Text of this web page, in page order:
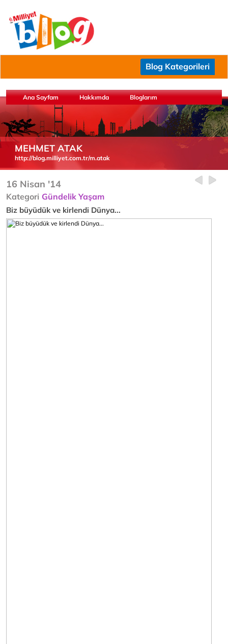
Blog Kategorileri
Ana Sayfam Hakkımda Bloglarım
MEHMET ATAK
http://blog.milliyet.com.tr/m.atak
16 Nisan '14
Kategori Gündelik Yaşam
Biz büyüdük ve kirlendi Dünya...